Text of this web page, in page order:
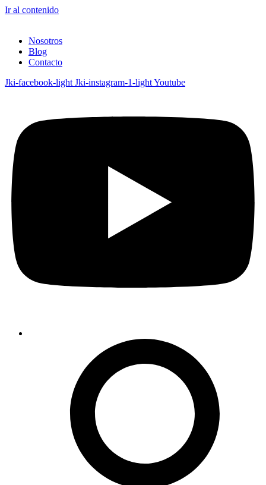
Ir al contenido
Nosotros
Blog
Contacto
Jki-facebook-light Jki-instagram-1-lightYoutube